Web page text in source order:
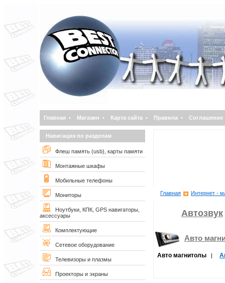
Главная • Магазин • Карта сайта • Правила • Соглашение
Навигация по разделам
Флеш память (usb), карты памяти
Монтажные шкафы
Мобильные телефоны
Мониторы
Ноутбуки, КПК, GPS навигаторы,
аксессуары
Комплектующие
Сетевое оборудование
Телевизоры и плазмы
Проекторы и экраны
Главная Интернет -
Автозвук
Авто
Авто магнитолы |